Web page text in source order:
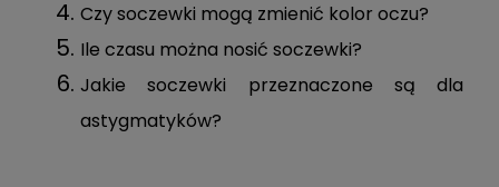
Czy soczewki mogą zmienić kolor oczu?
Ile czasu można nosić soczewki?
Jakie soczewki przeznaczone są dla
astygmatyków?